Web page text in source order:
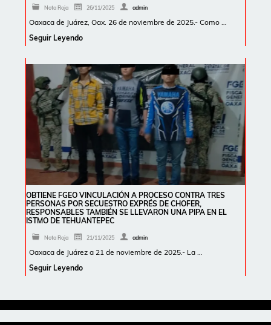
Nota Roja 26/11/2025 admin
Oaxaca de Juárez, Oax. 26 de noviembre de 2025.- Como …
Seguir Leyendo
OBTIENE FGEO VINCULACIÓN A PROCESO CONTRA TRES
PERSONAS POR SECUESTRO EXPRÉS DE CHOFER,
RESPONSABLES TAMBIÉN SE LLEVARON UNA PIPA EN EL
ISTMO DE TEHUANTEPEC
Nota Roja 21/11/2025 admin
Oaxaca de Juárez a 21 de noviembre de 2025.- La …
Seguir Leyendo